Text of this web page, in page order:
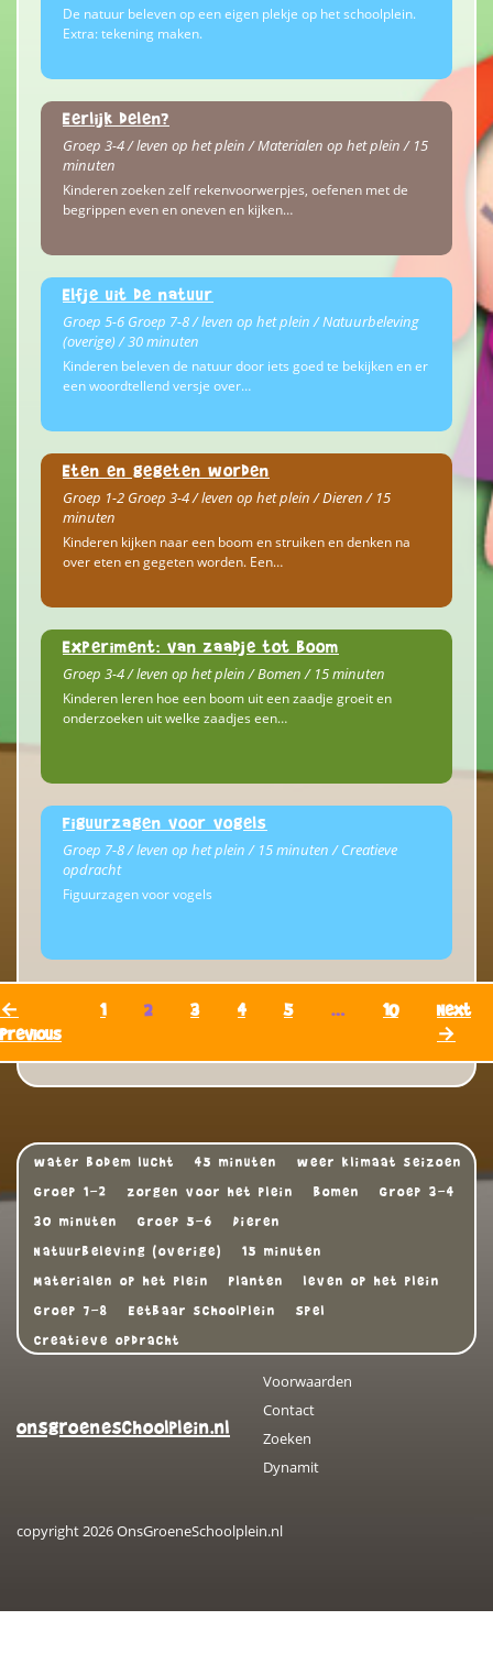
De natuur beleven op een eigen plekje op het schoolplein.
Extra: tekening maken.
Eerlijk delen?
Groep 3-4 / leven op het plein / Materialen op het plein / 15
minuten
Kinderen zoeken zelf rekenvoorwerpjes, oefenen met de
begrippen even en oneven en kijken…
Elfje uit de natuur
Groep 5-6 Groep 7-8 / leven op het plein / Natuurbeleving
(overige) / 30 minuten
Kinderen beleven de natuur door iets goed te bekijken en er
een woordtellend versje over…
Eten en gegeten worden
Groep 1-2 Groep 3-4 / leven op het plein / Dieren / 15
minuten
Kinderen kijken naar een boom en struiken en denken na
over eten en gegeten worden. Een…
Experiment: van zaadje tot boom
Groep 3-4 / leven op het plein / Bomen / 15 minuten
Kinderen leren hoe een boom uit een zaadje groeit en
onderzoeken uit welke zaadjes een…
Figuurzagen voor vogels
Groep 7-8 / leven op het plein / 15 minuten / Creatieve
opdracht
Figuurzagen voor vogels
←
Previous
1 2 3 4 5 … 10
Next
→
water bodem lucht 45 minuten
weer klimaat seizoen
Groep 1-2
zorgen voor het plein Bomen
Groep 3-4
30 minuten
Groep 5-6
Dieren
Natuurbeleving (overige)
15 minuten
Materialen op het plein
Planten
leven op het plein
Groep 7-8
Eetbaar schoolplein
Spel
Creatieve opdracht
onsgroeneschoolplein.nl
Voorwaarden
Contact
Zoeken
Dynamit
copyright 2026 OnsGroeneSchoolplein.nl